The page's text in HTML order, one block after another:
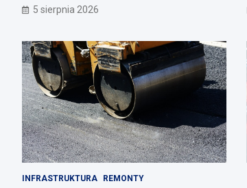
5 sierpnia 2026
INFRASTRUKTURA REMONTY